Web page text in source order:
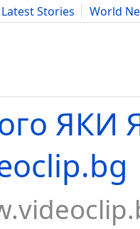
Latest Stories
World
Advice Science
ЯКИ